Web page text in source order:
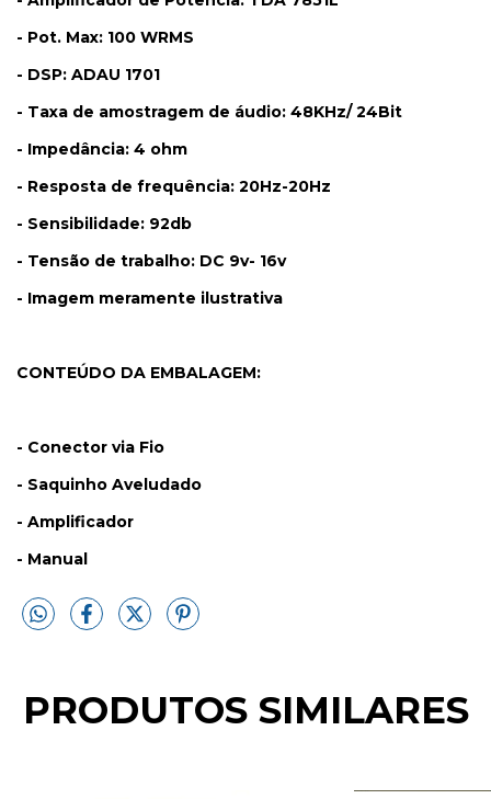
- Pot. Max: 100 WRMS
- DSP: ADAU 1701
- Taxa de amostragem de áudio: 48KHz/ 24Bit
- Impedância: 4 ohm
- Resposta de frequência: 20Hz-20Hz
- Sensibilidade: 92db
- Tensão de trabalho: DC 9v- 16v
- Imagem meramente ilustrativa
CONTEÚDO DA EMBALAGEM:
- Conector via Fio
- Saquinho Aveludado
- Amplificador
- Manual
PRODUTOS SIMILARES